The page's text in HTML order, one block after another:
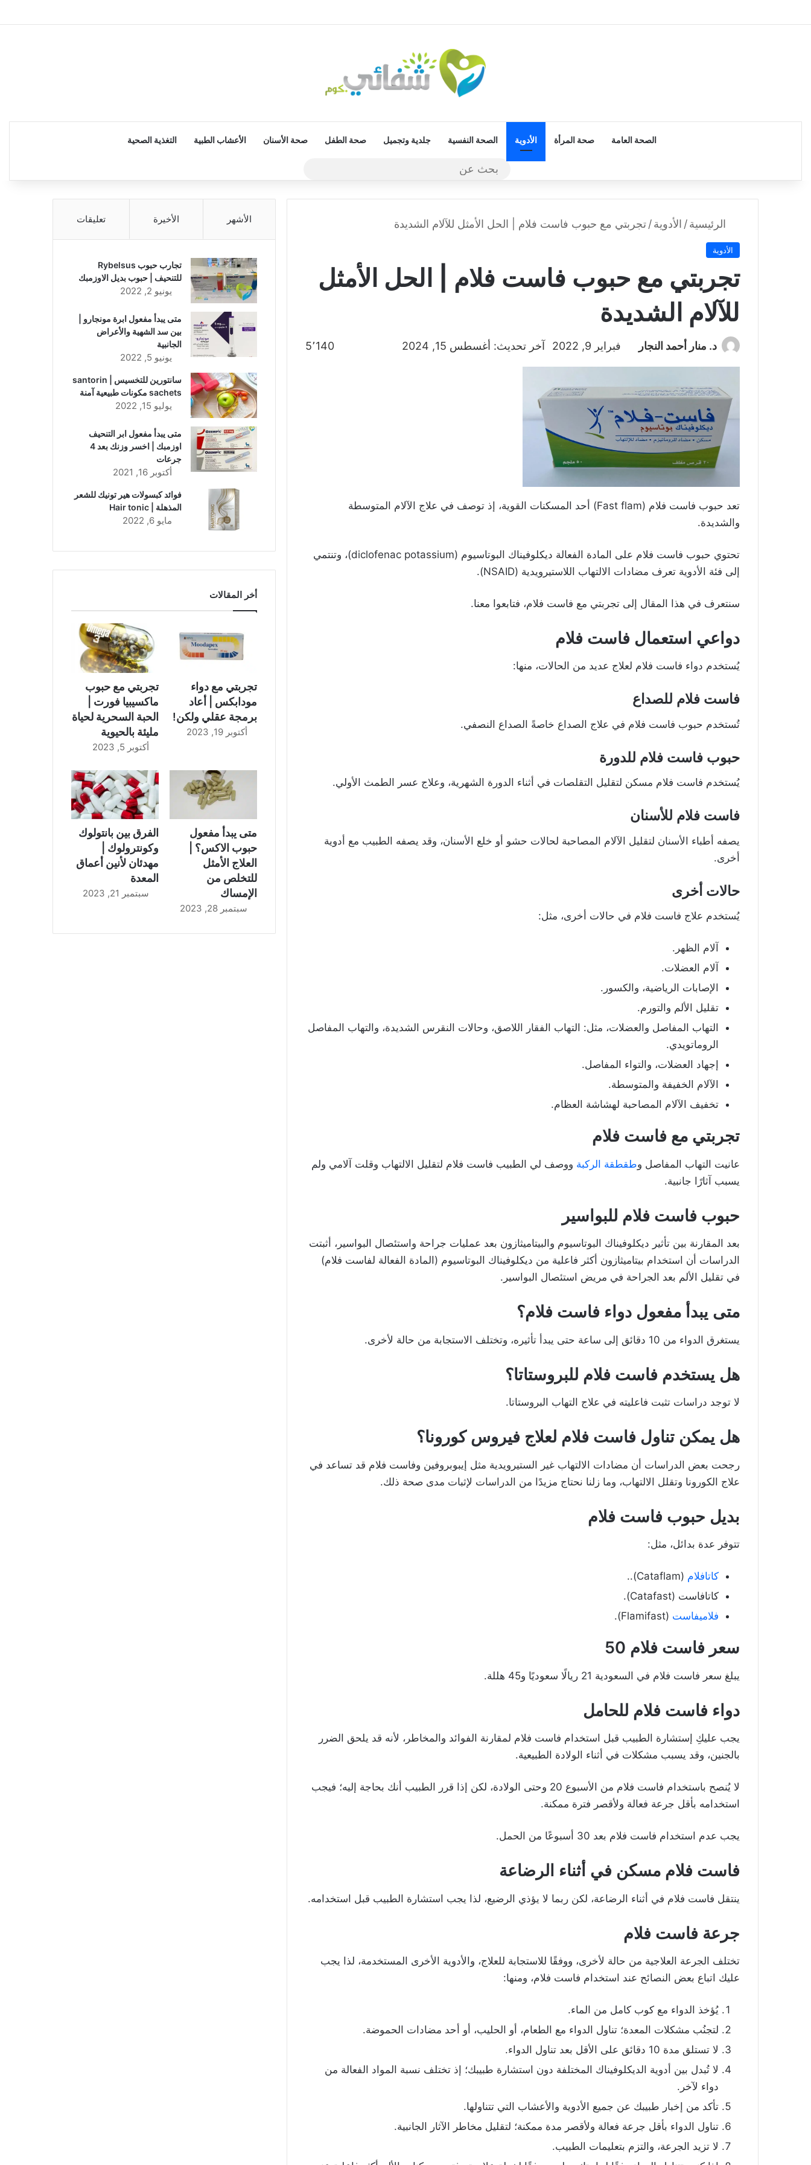
الرئيسيةالصحة العامة صحة المرأة الأدوية الصحة النفسية جلدية وتجميل صحة الطفل صحة الأسنان الأعشاب الطبية التغذية الصحية
الرئيسية/ الأدوية/تجربتي مع حبوب فاست فلام | الحل الأمثل للآلام الشديدة
الأدوية
تجربتي مع حبوب فاست فلام | الحل الأمثل
للآلام الشديدة
د. منار أحمد النجار فبراير 9, 2022 آخر تحديث: أغسطس 15, 2024 5٬140
تعد حبوب فاست فلام (Fast flam) أحد المسكنات القوية، إذ توصف في علاج الآلام المتوسطة
والشديدة.
تحتوي حبوب فاست فلام على المادة الفعالة ديكلوفيناك البوتاسيوم (diclofenac potassium)، وتنتمي
إلى فئة الأدوية تعرف مضادات الالتهاب اللاستيرويدية (NSAID).
سنتعرف في هذا المقال إلى تجربتي مع فاست فلام، فتابعوا معنا.
دواعي استعمال فاست فلام
يُستخدم دواء فاست فلام لعلاج عديد من الحالات، منها:
فاست فلام للصداع
تُستخدم حبوب فاست فلام في علاج الصداع خاصةً الصداع النصفي.
حبوب فاست فلام للدورة
يُستخدم فاست فلام مسكن لتقليل التقلصات في أثناء الدورة الشهرية، وعلاج عسر الطمث الأولي.
فاست فلام للأسنان
يصفه أطباء الأسنان لتقليل الآلام المصاحبة لحالات حشو أو خلع الأسنان، وقد يصفه الطبيب مع أدوية
أخرى.
حالات أخرى
يُستخدم علاج فاست فلام في حالات أخرى، مثل:
آلام الظهر.
آلام العضلات.
الإصابات الرياضية، والكسور.
تقليل الألم والتورم.
التهاب المفاصل والعضلات، مثل: التهاب الفقار اللاصق، وحالات النقرس الشديدة، والتهاب المفاصل
الروماتويدي.
إجهاد العضلات، والتواء المفاصل.
الآلام الخفيفة والمتوسطة.
تخفيف الآلام المصاحبة لهشاشة العظام.
تجربتي مع فاست فلام
عانيت التهاب المفاصل وطقطقة الركبة ووصف لي الطبيب فاست فلام لتقليل الالتهاب وقلت آلامي ولم
يسبب آثارًا جانبية.
حبوب فاست فلام للبواسير
بعد المقارنة بين تأثير ديكلوفيناك البوتاسيوم والبيتاميثازون بعد عمليات جراحة واستئصال البواسير، أثبتت
الدراسات أن استخدام بيتاميثازون أكثر فاعلية من ديكلوفيناك البوتاسيوم (المادة الفعالة لفاست فلام)
في تقليل الألم بعد الجراحة في مريض استئصال البواسير.
متى يبدأ مفعول دواء فاست فلام؟
يستغرق الدواء من 10 دقائق إلى ساعة حتى يبدأ تأثيره، وتختلف الاستجابة من حالة لأخرى.
هل يستخدم فاست فلام للبروستاتا؟
لا توجد دراسات تثبت فاعليته في علاج التهاب البروستاتا.
هل يمكن تناول فاست فلام لعلاج فيروس كورونا؟
رجحت بعض الدراسات أن مضادات الالتهاب غير الستيرويدية مثل إيبوبروفين وفاست فلام قد تساعد في
علاج الكورونا وتقلل الالتهاب، وما زلنا نحتاج مزيدًا من الدراسات لإثبات مدى صحة ذلك.
بديل حبوب فاست فلام
تتوفر عدة بدائل، مثل:
كاتافلام (Cataflam)..
كاتافاست (Catafast).
فلاميفاست (Flamifast).
سعر فاست فلام 50
يبلغ سعر فاست فلام في السعودية 21 ريالًا سعوديًا و45 هللة.
دواء فاست فلام للحامل
يجب عليكِ إستشارة الطبيب قبل استخدام فاست فلام لمقارنة الفوائد والمخاطر، لأنه قد يلحق الضرر
بالجنين، وقد يسبب مشكلات في أثناء الولادة الطبيعية.
لا يُنصح باستخدام فاست فلام من الأسبوع 20 وحتى الولادة، لكن إذا قرر الطبيب أنك بحاجة إليه؛ فيجب
استخدامه بأقل جرعة فعالة ولأقصر فترة ممكنة.
يجب عدم استخدام فاست فلام بعد 30 أسبوعًا من الحمل.
فاست فلام مسكن في أثناء الرضاعة
ينتقل فاست فلام في أثناء الرضاعة، لكن ربما لا يؤذي الرضيع، لذا يجب استشارة الطبيب قبل استخدامه.
جرعة فاست فلام
تختلف الجرعة العلاجية من حالة لأخرى، ووفقًا للاستجابة للعلاج، والأدوية الأخرى المستخدمة، لذا يجب
عليك اتباع بعض النصائح عند استخدام فاست فلام، ومنها:
يُؤخذ الدواء مع كوب كامل من الماء.
لتجنُب مشكلات المعدة؛ تناول الدواء مع الطعام، أو الحليب، أو أحد مضادات الحموضة.
لا تستلق مدة 10 دقائق على الأقل بعد تناول الدواء.
لا تُبدل بين أدوية الديكلوفيناك المختلفة دون استشارة طبيبك؛ إذ تختلف نسبة المواد الفعالة من
دواء لآخر.
تأكد من إخبار طبيبك عن جميع الأدوية والأعشاب التي تتناولها.
تناول الدواء بأقل جرعة فعالة ولأقصر مدة ممكنة؛ لتقليل مخاطر الآثار الجانبية.
لا تزيد الجرعة، والتزم بتعليمات الطبيب.
الأشهر الأخيرة تعليقات
تجارب حبوب Rybelsus
للتنحيف | حبوب بديل الاوزمبك
يونيو 2, 2022
متى يبدأ مفعول ابرة مونجارو |
بين سد الشهية والأعراض
الجانبية
يونيو 5, 2022
سانتورين للتخسيس | santorin
sachets مكونات طبيعية آمنة
يوليو 15, 2022
متى يبدأ مفعول ابر التنحيف
اوزمبك | اخسر وزنك بعد 4
جرعات
أكتوبر 16, 2021
فوائد كبسولات هير تونيك للشعر
المذهلة | Hair tonic
مايو 6, 2022
أخر المقالات
تجربتي مع دواء
مودابكس | أعاد
برمجة عقلي ولكن!
أكتوبر 19, 2023
تجربتي مع حبوب
ماكسيبيا فورت |
الحبة السحرية لحياة
مليئة بالحيوية
أكتوبر 5, 2023
متى يبدأ مفعول
حبوب الاكس؟ |
العلاج الأمثل
للتخلص من
الإمساك
سبتمبر 28, 2023
الفرق بين بانتولوك
وكونترولوك |
مهدئان لأنين أعماق
المعدة
سبتمبر 21, 2023